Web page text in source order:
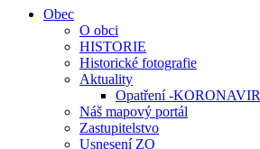
Obec
O obci
HISTORIE
Historické fotografie
Aktuality
Opatření -KORONAVIR
Náš mapový portál
Zastupitelstvo
Usnesení ZO